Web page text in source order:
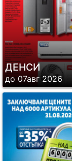
ДЕНСИ
до 07авг 2026